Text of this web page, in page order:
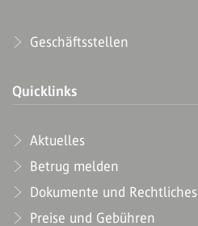
Geschäftsstellen
Quicklinks
Aktuelles
Betrug melden
Dokumente und Rechtliches
Preise und Gebühren